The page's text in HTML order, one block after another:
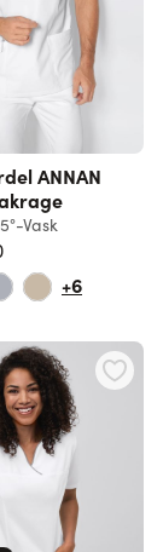
ANNAN
Vask
+6